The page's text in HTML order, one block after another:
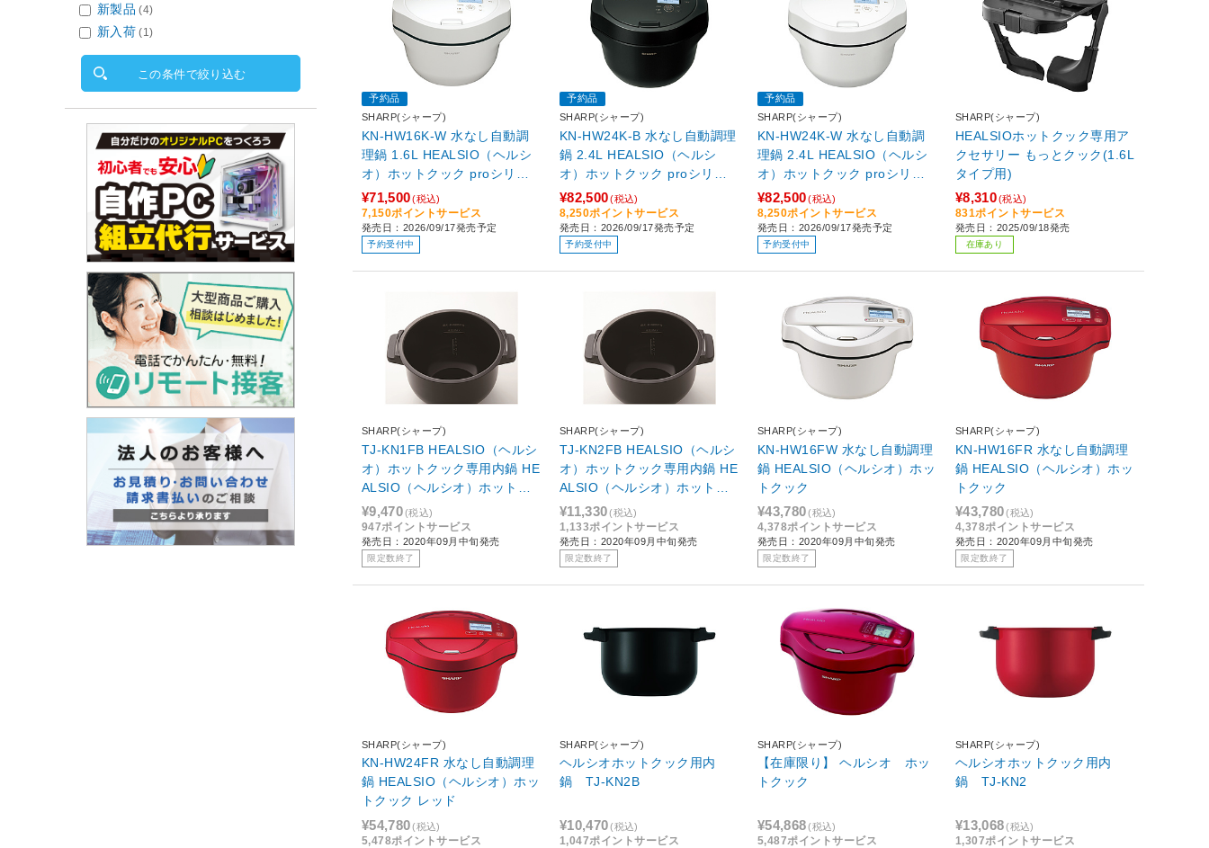
予約品
SHARP(シャープ)
KN-HW16K-W 水なし自動調
理鍋 1.6L HEALSIO（ヘルシ
オ）ホットクック proシリー
ズ プレミアムホワイト
¥71,500(税込)
7,150ポイントサービス
発売日：2026/09/17発売予定
予約受付中
予約品
SHARP(シャープ)
KN-HW24K-B 水なし自動調理
鍋 2.4L HEALSIO（ヘルシ
オ）ホットクック proシリー
ズ プレミアムブラック
¥82,500(税込)
8,250ポイントサービス
発売日：2026/09/17発売予定
予約受付中
予約品
SHARP(シャープ)
KN-HW24K-W 水なし自動調
理鍋 2.4L HEALSIO（ヘルシ
オ）ホットクック proシリー
ズ プレミアムホワイト
¥82,500(税込)
8,250ポイントサービス
発売日：2026/09/17発売予定
予約受付中
SHARP(シャープ)
HEALSIOホットクック専用ア
クセサリー もっとクック(1.6L
タイプ用)
¥8,310(税込)
831ポイントサービス
発売日：2025/09/18発売
在庫あり
SHARP(シャープ)
TJ-KN1FB HEALSIO（ヘルシ
オ）ホットクック専用内鍋 HE
ALSIO（ヘルシオ）ホットク
ック
¥9,470(税込)
947ポイントサービス
発売日：2020年09月中旬発売
限定数終了
SHARP(シャープ)
TJ-KN2FB HEALSIO（ヘルシ
オ）ホットクック専用内鍋 HE
ALSIO（ヘルシオ）ホットク
ック
¥11,330(税込)
1,133ポイントサービス
発売日：2020年09月中旬発売
限定数終了
SHARP(シャープ)
KN-HW16FW 水なし自動調理
鍋 HEALSIO（ヘルシオ）ホッ
トクック
¥43,780(税込)
4,378ポイントサービス
発売日：2020年09月中旬発売
限定数終了
SHARP(シャープ)
KN-HW16FR 水なし自動調理
鍋 HEALSIO（ヘルシオ）ホッ
トクック
¥43,780(税込)
4,378ポイントサービス
発売日：2020年09月中旬発売
限定数終了
SHARP(シャープ)
KN-HW24FR 水なし自動調理
鍋 HEALSIO（ヘルシオ）ホッ
トクック レッド
¥54,780(税込)
5,478ポイントサービス
SHARP(シャープ)
ヘルシオホットクック用内
鍋 TJ-KN2B
¥10,470(税込)
1,047ポイントサービス
SHARP(シャープ)
【在庫限り】 ヘルシオ ホッ
トクック
¥54,868(税込)
5,487ポイントサービス
SHARP(シャープ)
ヘルシオホットクック用内
鍋 TJ-KN2
¥13,068(税込)
1,307ポイントサービス
新製品 (4)
新入荷 (1)
この条件で絞り込む